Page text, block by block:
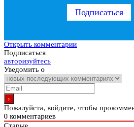
Подписаться
Открыть комментарии
Подписаться
авторизуйтесь
Уведомить о
Пожалуйста, войдите, чтобы
0 комментариев